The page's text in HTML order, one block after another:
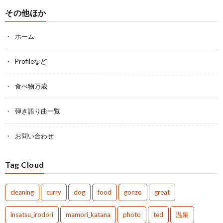
その他ほか
ホーム
Profileなど
食べ物万歳
弾き語り曲一覧
お問い合わせ
Tag Cloud
cleaning curry dog food gonzo great
insatsu_irodori mamori_katana photo ted 温泉